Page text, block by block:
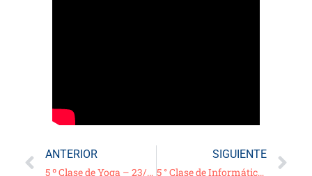
ANTERIOR
5 º Clase de Yoga – 23/03/21
SIGUIENTE
5 ° Clase de Informática – Video/Tutorial: “Instalar y desinstalar Apps” – 24/03/21